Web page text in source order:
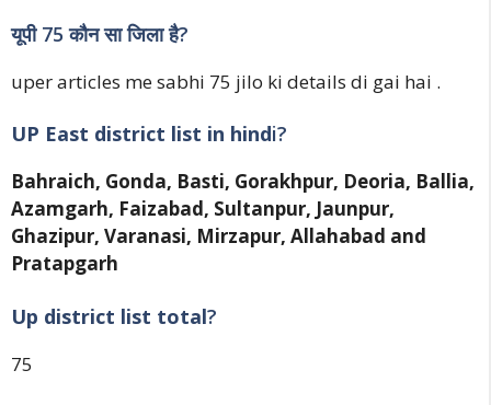
यूपी 75 कौन सा जिला है?
uper articles me sabhi 75 jilo ki details di gai hai .
UP East district list in hindi?
Bahraich, Gonda, Basti, Gorakhpur, Deoria, Ballia,
Azamgarh, Faizabad, Sultanpur, Jaunpur,
Ghazipur, Varanasi, Mirzapur, Allahabad and
Pratapgarh
Up district list total?
75